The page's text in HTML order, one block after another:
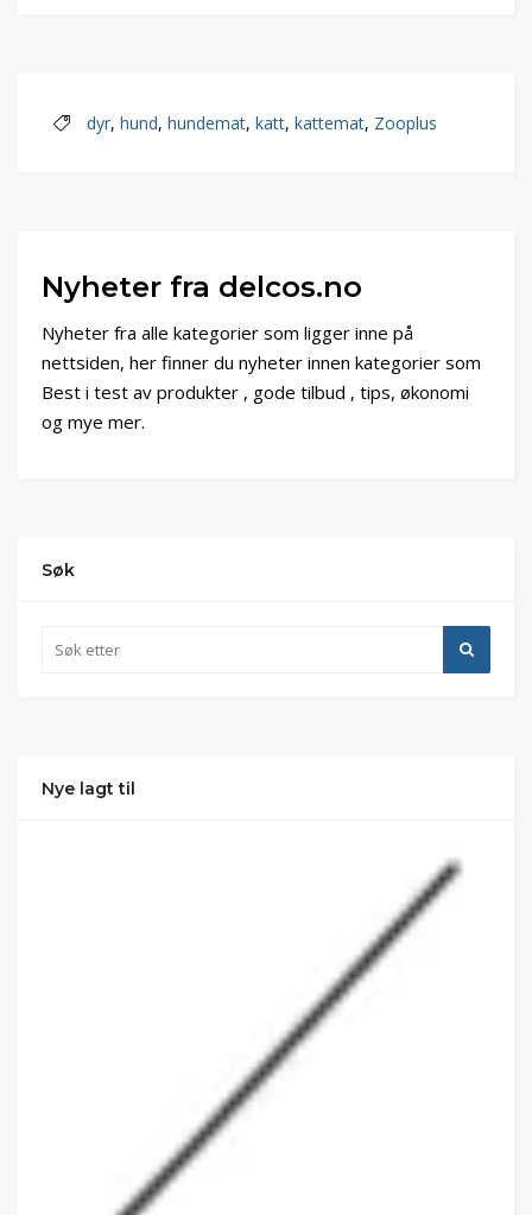
dyr, hund, hundemat, katt, kattemat, Zooplus
Nyheter fra delcos.no
Nyheter fra alle kategorier som ligger inne på
nettsiden, her finner du nyheter innen kategorier som
Best i test av produkter , gode tilbud , tips, økonomi
og mye mer.
Søk
Nye lagt til